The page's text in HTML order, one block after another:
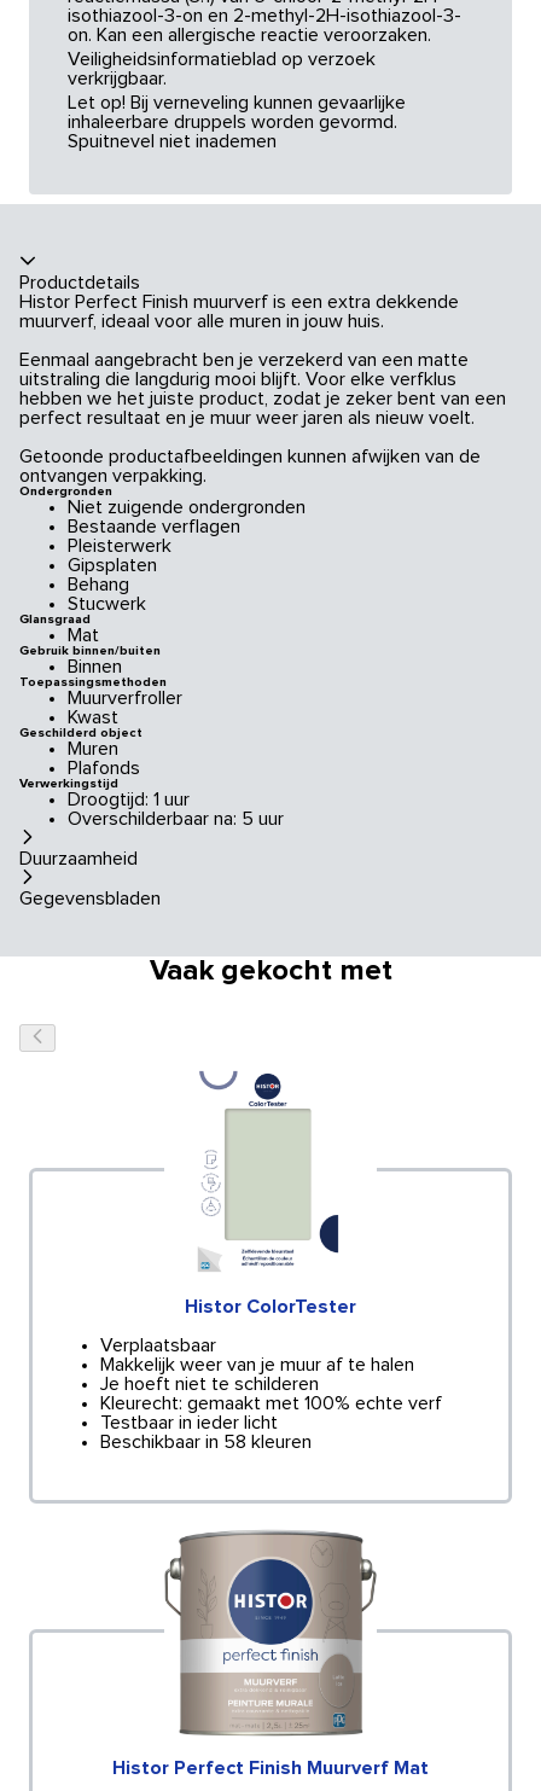
isothiazool-3-on en 2-methyl-2H-isothiazool-3-
on. Kan een allergische reactie veroorzaken.
Veiligheidsinformatieblad op verzoek
verkrijgbaar.
Let op! Bij verneveling kunnen gevaarlijke
inhaleerbare druppels worden gevormd.
Spuitnevel niet inademen
Productdetails
Histor Perfect Finish muurverf is een extra dekkende
muurverf, ideaal voor alle muren in jouw huis.
Eenmaal aangebracht ben je verzekerd van een matte
uitstraling die langdurig mooi blijft. Voor elke verfklus
hebben we het juiste product, zodat je zeker bent van een
perfect resultaat en je muur weer jaren als nieuw voelt.
Getoonde productafbeeldingen kunnen afwijken van de
ontvangen verpakking.
Ondergronden
Niet zuigende ondergronden
Bestaande verflagen
Pleisterwerk
Gipsplaten
Behang
Stucwerk
Glansgraad
Mat
Gebruik binnen/buiten
Binnen
Toepassingsmethoden
Muurverfroller
Kwast
Geschilderd object
Muren
Plafonds
Verwerkingstijd
Droogtijd: 1 uur
Overschilderbaar na: 5 uur
Duurzaamheid
Gegevensbladen
Vaak gekocht met
Histor ColorTester
Verplaatsbaar
Makkelijk weer van je muur af te halen
Je hoeft niet te schilderen
Kleurecht: gemaakt met 100% echte verf
Testbaar in ieder licht
Beschikbaar in 58 kleuren
Histor Perfect Finish Muurverf Mat